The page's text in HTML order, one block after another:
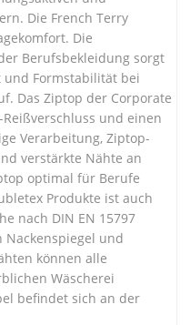
Die French Terry
Die
Berufsbekleidung sorgt
Formstabilität bei
Das Ziptop der Corporate
und einen
Verarbeitung, Ziptop-
verstärkte Nähte an
optimal für Berufe
Produkte ist auch
nach DIN EN 15797
Nackenspiegel und
können alle
Wäscherei
befindet sich an der